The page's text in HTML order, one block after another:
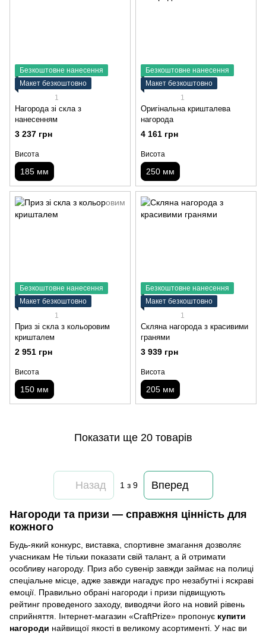
Безкоштовне нанесення
Макет безкоштовно
1
Нагорода зі скла з
нанесенням
3 237 грн
Висота
185 мм
Безкоштовне нанесення
Макет безкоштовно
1
Оригінальна кришталева
нагорода
4 161 грн
Висота
250 мм
Безкоштовне нанесення
Макет безкоштовно
1
Приз зі скла з кольоровим
кришталем
2 951 грн
Висота
150 мм
Безкоштовне нанесення
Макет безкоштовно
1
Скляна нагорода з красивими
гранями
3 939 грн
Висота
205 мм
Показати ще 20 товарів
Назад 1з 9 Вперед
Нагороди та призи — справжня цінність для
кожного
Будь-який конкурс, виставка, спортивне змагання дозволяє
учасникам Не тільки показати свій талант, а й отримати
особливу нагороду. Приз або сувенір завжди займає на полиці
спеціальне місце, адже завжди нагадує про незабутні і яскраві
емоції. Правильно обрані нагороди і призи підвищують
рейтинг проведеного заходу, виводячи його на новий рівень
сприйняття. Інтернет-магазин «CraftPrize» пропонує купити
нагороди найвищої якості в великому асортименті. У нас ви